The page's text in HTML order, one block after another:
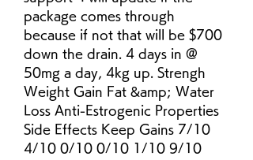
package comes through
because if not that will be $700
down the drain. 4 days in @
50mg a day, 4kg up. Strengh
Weight Gain Fat &amp; Water
Loss Anti-Estrogenic Properties
Side Effects Keep Gains 7/10
4/10 0/10 0/10 1/10 9/10